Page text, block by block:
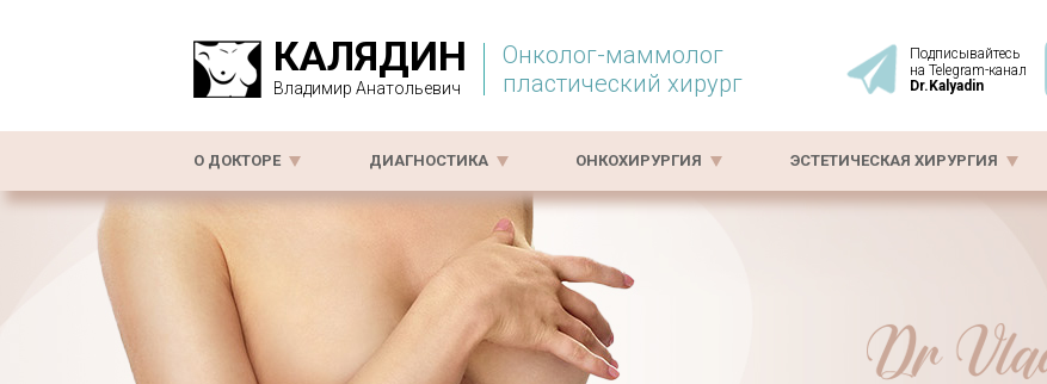
КАЛЯДИН
Владимир Анатольевич
Онколог-маммолог
пластический хирург
Подписывайтесь
на Telegram-канал
Dr.Kalyadin
О ДОКТОРЕ ДИАГНОСТИКА ОНКОХИРУРГИЯ ЭСТЕТИЧЕСКАЯ ХИРУРГИЯ